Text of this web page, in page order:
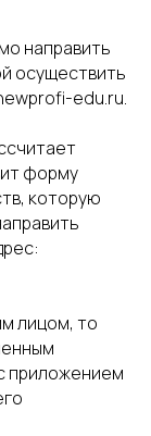
направить
осуществить
edu.ru.
форму
которую
лицом, то
приложением